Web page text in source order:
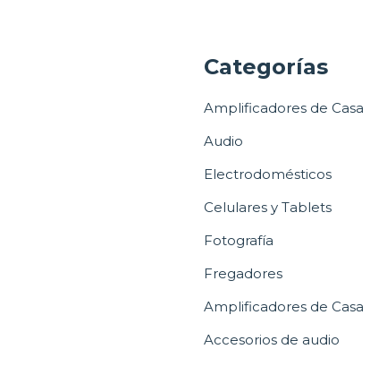
Categorías
Amplificadores de Casa
Audio
Electrodomésticos
Celulares y Tablets
Fotografía
Fregadores
Amplificadores de Casa
Accesorios de audio